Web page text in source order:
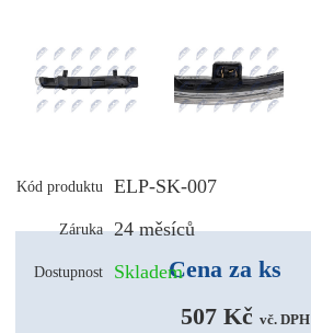
Kód produktu ELP-SK-007
Záruka 24 měsíců
Dostupnost SklademCena za ks
507 Kč vč. DPH